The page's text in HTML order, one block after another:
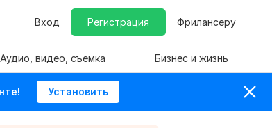
Вход Регистрация Фрилансеру
Аудио, видео, съемка Бизнес и жизнь
Установить